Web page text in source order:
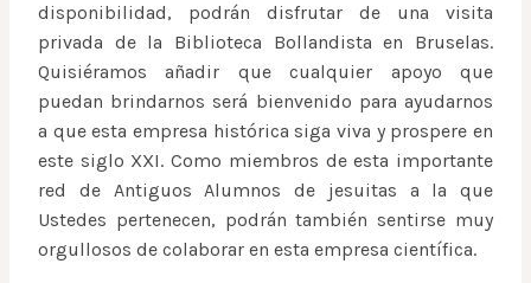
disponibilidad, podrán disfrutar de una visita
privada de la Biblioteca Bollandista en Bruselas.
Quisiéramos añadir que cualquier apoyo que
puedan brindarnos será bienvenido para ayudarnos
a que esta empresa histórica siga viva y prospere en
este siglo XXI. Como miembros de esta importante
red de Antiguos Alumnos de jesuitas a la que
Ustedes pertenecen, podrán también sentirse muy
orgullosos de colaborar en esta empresa científica.